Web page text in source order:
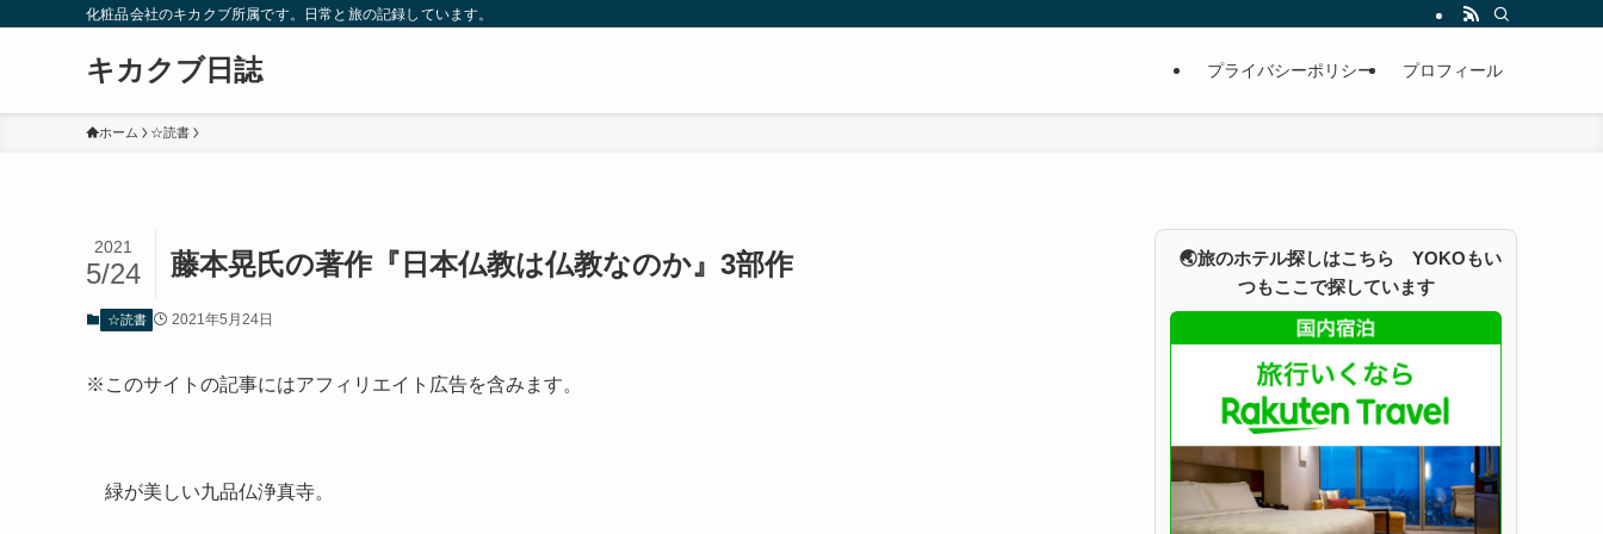
化粧品会社のキカクブ所属です。日常と旅の記録しています。
キカクブ日誌 プライバシーポリシー プロフィール
ホーム ☆読書
藤本晃氏の著作『日本仏教は仏教なのか』3部作
2021
5/24
☆読書 2021年5月24日
※このサイトの記事にはアフィリエイト広告を含みます。
緑が美しい九品仏浄真寺。
🌏旅のホテル探しはこちら YOKOもい
つもここで探しています